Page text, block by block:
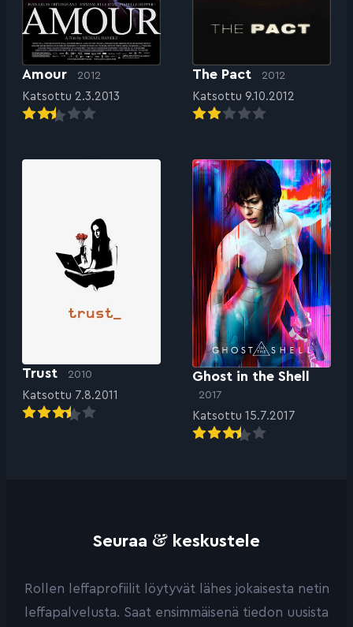
Amour 2012
Katsottu 2.3.2013
The Pact 2012
Katsottu 9.10.2012
Trust 2010
Katsottu 7.8.2011
Ghost in the Shell
2017
Katsottu 15.7.2017
Seuraa & keskustele
Rollen leffaprofiilit löytyvät lähes jokaisesta netin
leffapalvelusta. Saat ensimmäisenä tiedon uusista